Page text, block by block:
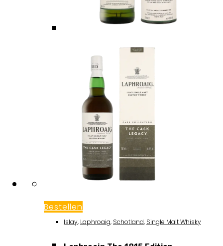
Bestellen
Islay, Laphroaig, Schotland, Single Malt Whisky